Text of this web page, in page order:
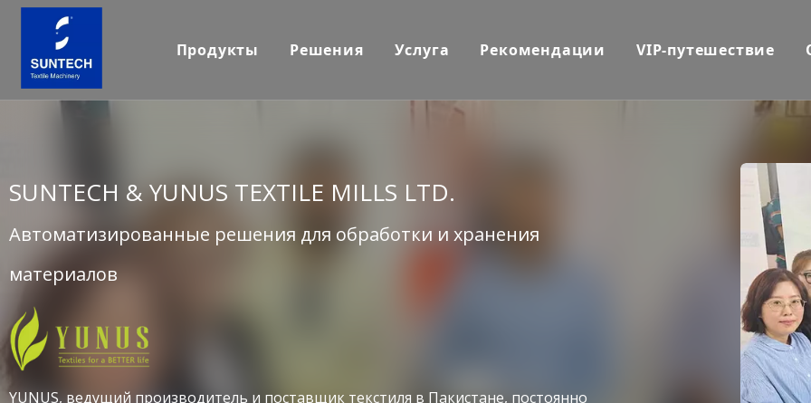
Продукты Решения Услуга Рекомендации VIP-путешествие
SUNTECH & YUNUS TEXTILE MILLS LTD.
Автоматизированные решения для обработки и хранения
материалов
YUNUS, ведущий производитель и поставщик текстиля в Пакистане, постоянно